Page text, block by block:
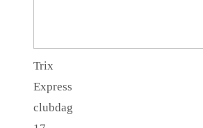
Trix
Express
clubdag